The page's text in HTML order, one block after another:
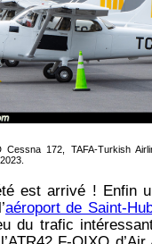
172, TAFA-Turkish
est arrivé ! Enfin
aéroport de Saint-
du trafic